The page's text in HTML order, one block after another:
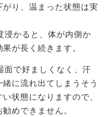
り、温まった状態は実
浸かると、体が内側か
が長く続きます。
面で好ましくなく、汗
に流れ出てしまうそう
状態になりますので、
めできません。